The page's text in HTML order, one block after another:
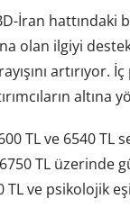
İran hattındaki
olan ilgiyi
artırıyor.
altına
TL ve 6540 TL
TL üzerinde
TL ve psikolojik